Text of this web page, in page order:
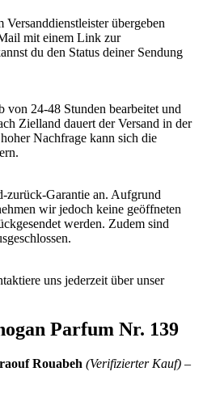
übergeben
mit einem Link zur
du den Status deiner Sendung
von 24-48 Stunden bearbeitet und
Zielland dauert der Versand in der
Nachfrage kann sich die
zurück-Garantie an. Aufgrund
wir jedoch keine geöffneten
werden. Zudem sind
uns jederzeit über unser
Parfum Nr. 139
Rouabeh (Verifizierter Kauf) –